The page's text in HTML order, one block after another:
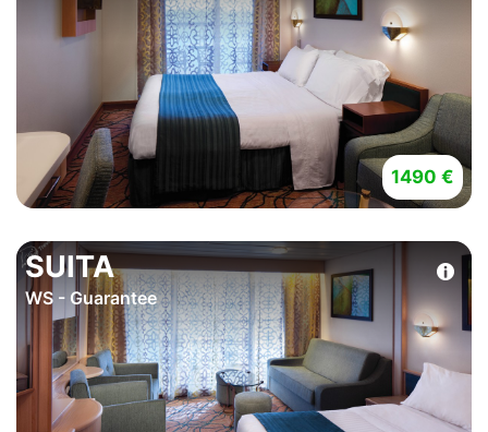
1490 €
SUITA
WS - Guarantee